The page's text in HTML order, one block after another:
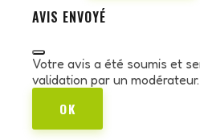
AVIS ENVOYÉ
Votre avis a été soumis et
validation par un modérateur.
OK